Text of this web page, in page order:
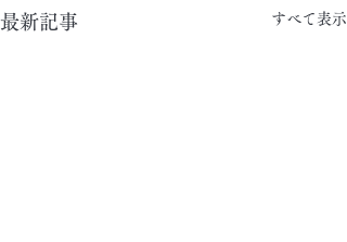
最新記事 すべて表示